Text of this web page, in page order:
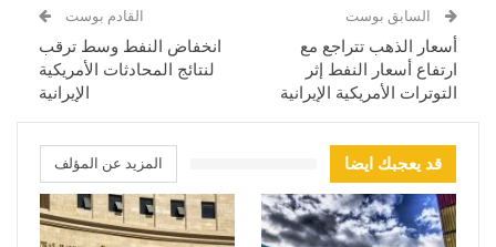
السابق بوست
أسعار الذهب تتراجع مع
ارتفاع أسعار النفط إثر
التوترات الأمريكية الإيرانية
القادم بوست
انخفاض النفط وسط ترقب
لنتائج المحادثات الأمريكية
الإيرانية
قد يعجبك ايضا المزيد عن المؤلف